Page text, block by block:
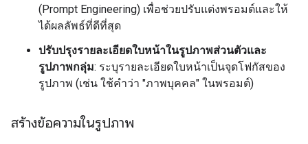
(Prompt Engineering) เพื่อช่วยปรับแต่งพรอมต์และให้
ได้ผลลัพธ์ที่ดีที่สุด
ปรับปรุงรายละเอียดใบหน้าในรูปภาพส่วนตัวและ
รูปภาพกลุ่ม: ระบุรายละเอียดใบหน้าเป็นจุดโฟกัสของ
รูปภาพ (เช่น ใช้คำว่า "ภาพบุคคล" ในพรอมต์)
สร้างข้อความในรูปภาพ